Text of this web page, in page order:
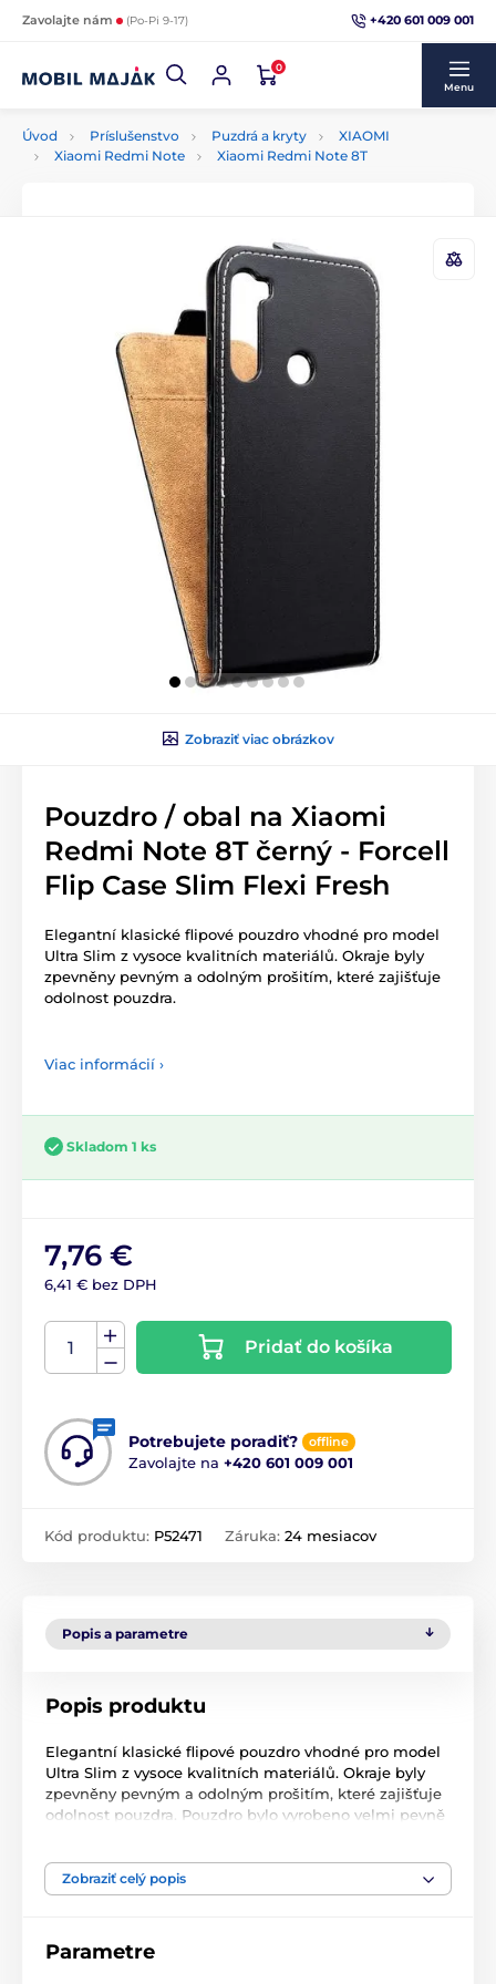
Zavolajte nám (Po-Pi 9-17) +420 601 009 001
0
Menu
Úvod Príslušenstvo Puzdrá a kryty
XIAOMI
Xiaomi Redmi Note
Xiaomi Redmi Note 8T
Zobraziť viac obrázkov
Pouzdro / obal na Xiaomi
Redmi Note 8T černý - Forcell
Flip Case Slim Flexi Fresh
Elegantní klasické flipové pouzdro vhodné pro model
Ultra Slim z vysoce kvalitních materiálů. Okraje byly
zpevněny pevným a odolným prošitím, které zajišťuje
odolnost pouzdra.
Viac informácií ›
Skladom 1 ks
7,76 €
6,41 € bez DPH
Pridať do košíka
Potrebujete poradiť? offline
Zavolajte na +420 601 009 001
Kód produktu: P52471 Záruka: 24 mesiacov
Popis a parametre
Popis produktu
Elegantní klasické flipové pouzdro vhodné pro model
Ultra Slim z vysoce kvalitních materiálů. Okraje byly
zpevněny pevným a odolným prošitím, které zajišťuje
odolnost pouzdra. Pouzdro bylo vyrobeno velmi pevně
zajištěna dostatečná ochrana zařízení. Měkká vnitřní
strana chrání obrazovku před poškrábáním a drobným
smrštitelného polyuretanu (TPU) a je pružné, takže se
přizpůsobí vašemu modelu telefonu. Pouzdro má
Zobraziť celý popis
Parametre